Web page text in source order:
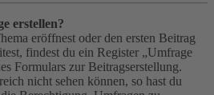
erstellen?
eröffnest oder den ersten Beitrag
findest du ein Register „Umfrage
Formulars zur Beitragserstellung.
nicht sehen können, so hast du